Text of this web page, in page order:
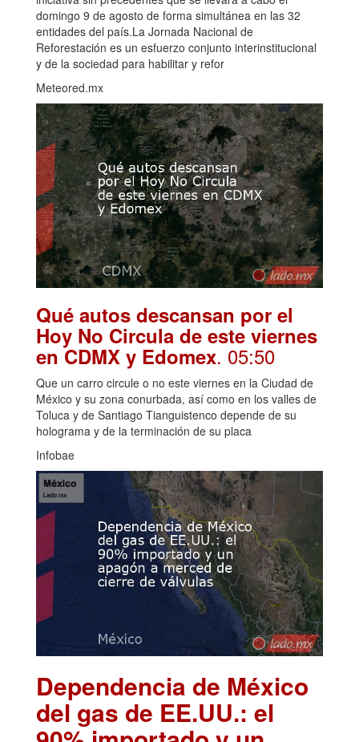
domingo 9 de agosto de forma simultánea en las 32
entidades del país.La Jornada Nacional de
Reforestación es un esfuerzo conjunto interinstitucional
y de la sociedad para habilitar y refor
Meteored.mx
Qué autos descansan por el
Hoy No Circula de este viernes
en CDMX y Edomex. 05:50
Que un carro circule o no este viernes en la Ciudad de
México y su zona conurbada, así como en los valles de
Toluca y de Santiago Tianguistenco depende de su
holograma y de la terminación de su placa
Infobae
Dependencia de México
del gas de EE.UU.: el